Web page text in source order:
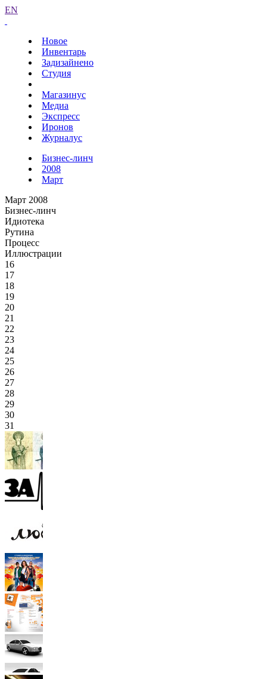
EN
Новое
Инвентарь
Задизайнено
Студия
Магазинус
Медиа
Экспресс
Иронов
Журналус
Бизнес-линч
2008
Март
Март 2008
Бизнес-линч
Идиотека
Рутина
Процесс
Иллюстрации
16
17
18
19
20
21
22
23
24
25
26
27
28
29
30
31